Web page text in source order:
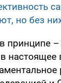
но без
принципе
настоящее